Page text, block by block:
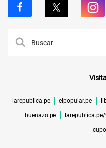
larepublica.pe elpopular.pe
buenazo.pe